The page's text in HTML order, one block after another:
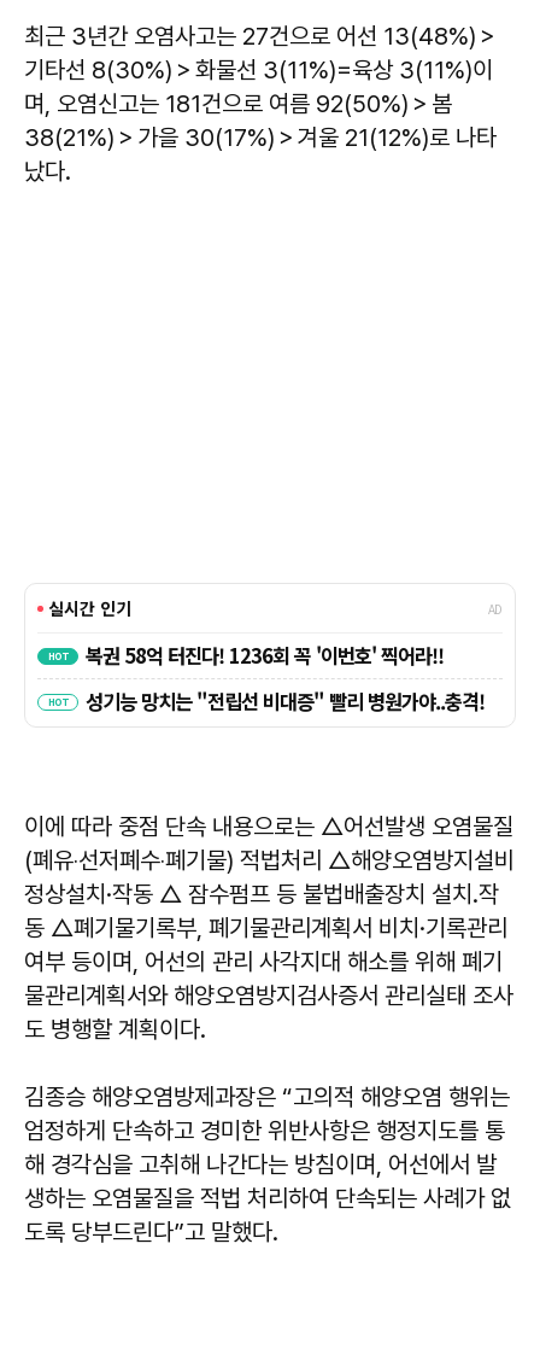
최근 3년간 오염사고는 27건으로 어선 13(48%)＞
기타선 8(30%)＞화물선 3(11%)=육상 3(11%)이
며, 오염신고는 181건으로 여름 92(50%)＞봄
38(21%)＞가을 30(17%)＞겨울 21(12%)로 나타
났다.
이에 따라 중점 단속 내용으로는 △어선발생 오염물질
(폐유‧선저폐수‧폐기물) 적법처리 △해양오염방지설비
정상설치·작동 △ 잠수펌프 등 불법배출장치 설치․작
동 △폐기물기록부, 폐기물관리계획서 비치·기록관리
여부 등이며, 어선의 관리 사각지대 해소를 위해 폐기
물관리계획서와 해양오염방지검사증서 관리실태 조사
도 병행할 계획이다.
김종승 해양오염방제과장은 “고의적 해양오염 행위는
엄정하게 단속하고 경미한 위반사항은 행정지도를 통
해 경각심을 고취해 나간다는 방침이며, 어선에서 발
생하는 오염물질을 적법 처리하여 단속되는 사례가 없
도록 당부드린다”고 말했다.